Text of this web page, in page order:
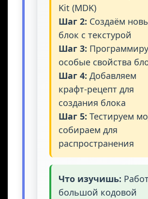
Kit (MDK)
Шаг 2: Создаём
блок с текстурой
Шаг 3:
особые свойства
Шаг 4: Добавляем
крафт-рецепт для
создания блока
Шаг 5: Тестируем
собираем для
распространения
Что изучишь:
большой кодовой